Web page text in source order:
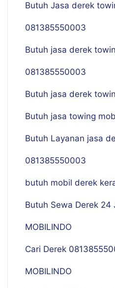
Butuh Jasa derek
081385550003
Butuh jasa derek
081385550003
Butuh jasa derek
Butuh jasa towing
Butuh Layanan jasa
081385550003
butuh mobil derek
Butuh Sewa Derek 24
MOBILINDO
Cari Derek
MOBILINDO